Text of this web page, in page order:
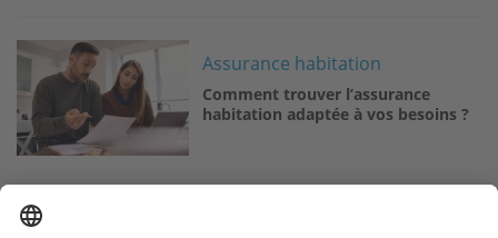
Image
Assurance habitation
Comment trouver l’assurance
habitation adaptée à vos besoins ?